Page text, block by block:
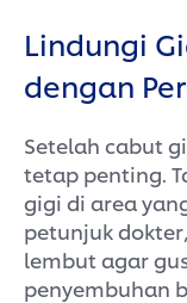
Lindungi
dengan
Setelah cabut
tetap penting.
gigi di area
petunjuk
lembut agar
penyembuhan